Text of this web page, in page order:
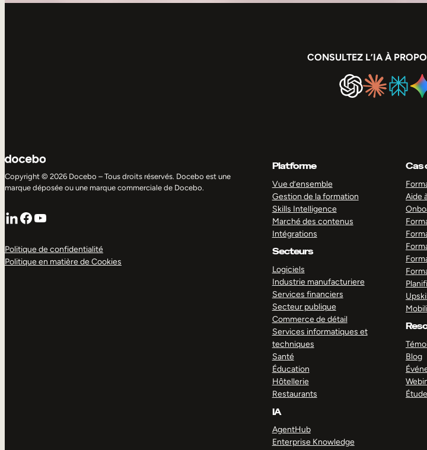
CONSULTEZ L’IA À
Copyright © 2026 Docebo – Tous droits réservés. Docebo est une
marque déposée ou une marque commerciale de Docebo.
LinkedIn
Facebook
YouTube
Politique de confidentialité
Politique en matière de Cookies
Platforme
Vue d’ensemble
Gestion de la formation
Skills Intelligence
Marché des contenus
Intégrations
Secteurs
Logiciels
Industrie manufacturiere
Services financiers
Secteur publique
Commerce de détail
Services informatiques et
techniques
Santé
Éducation
Hôtellerie
Restaurants
IA
AgentHub
Enterprise Knowledge
Cas
Aide
Blog